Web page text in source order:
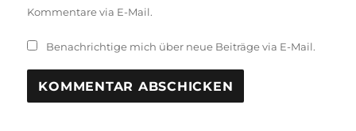
Kommentare via E-Mail.
Benachrichtige mich über neue Beiträge via E-Mail.